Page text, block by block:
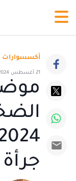
أكسسوارات
21 أغسطس 2024